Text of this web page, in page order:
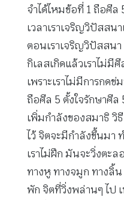
จำได้ไหมข้อที่ 1 ถือศี
เวลาเราเจริญวิปัสสน
ตอนเราเจริญวิปัสสนา
กิเลสเกิดแล้วเราไม่มี
เพราะเราไม่มีการกด
ถือศีล 5 ตั้งใจรักษาศีล
เพิ่มกำลังของสมาธิ วิ
ไว้ จิตจะมีกำลังขึ้นมา
เราไม่ฝึก มันจะวิ่งตะล
ทางหู ทางจมูก ทางลิ้น
พัก จิตที่วิ่งพล่านๆ ไป